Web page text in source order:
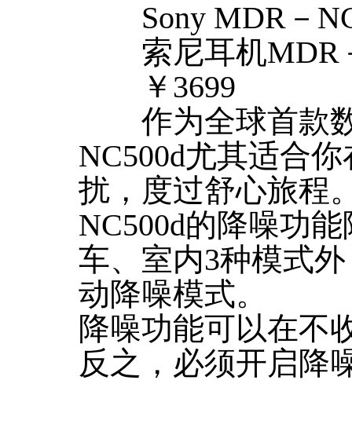
Sony MDR－
索尼耳机MDR
￥3699
作为全球首款数
NC500d尤其适合
扰，度过舒心旅程
NC500d的降噪功
车、室内3种模式
动降噪模式。
降噪功能可以在不
反之，必须开启降